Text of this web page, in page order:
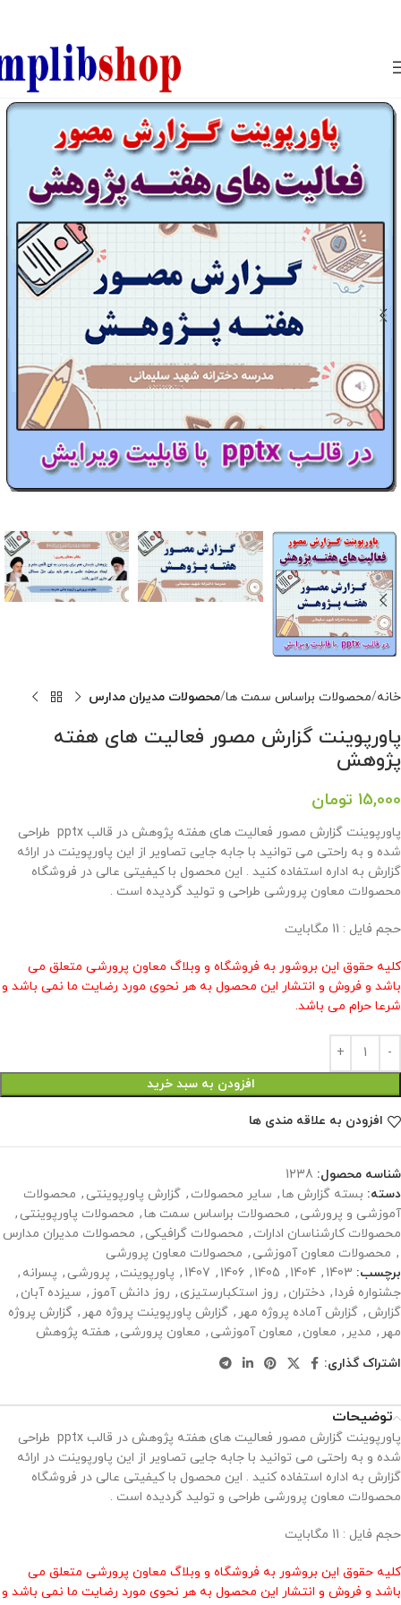
خانه محصولات براساس سمت ها محصولات مدیران مدارس
پاورپوینت گزارش مصور فعالیت های هفته
پژوهش
15,000 تومان
پاورپوینت گزارش مصور فعالیت های هفته پژوهش در قالب pptx طراحی
شده و به راحتی می توانید با جابه جایی تصاویر از این پاورپوینت در ارائه
گزارش به اداره استفاده کنید . این محصول با کیفیتی عالی در فروشگاه
محصولات معاون پرورشی طراحی و تولید گردیده است .
حجم فایل : 11 مگابایت
کلیه حقوق این بروشور به فروشگاه و وبلاگ معاون پرورشی متعلق می
باشد و فروش و انتشار این محصول به هر نحوی مورد رضایت ما نمی باشد و
شرعا حرام می باشد.
افزودن به سبد خرید
افزودن به علاقه مندی ها
شناسه محصول: 1238
دسته: بسته گزارش ها, سایر محصولات , گزارش پاورپوینتی , محصولات
آموزشی و پرورشی , محصولات براساس سمت ها, محصولات پاورپوینتی ,
محصولات کارشناسان ادارات , محصولات گرافیکی , محصولات مدیران مدارس
, محصولات معاون آموزشی , محصولات معاون پرورشی
برچسب: 1403
,
1404
,
1405
,
1406
,
1407
, پاورپوینت , پرورشی , پسرانه ,
جشنواره فردا, دختران , روز استکبارستیزی , روز دانش آموز , سیزده آبان ,
گزارش , گزارش آماده پروژه مهر , گزارش پاورپوینت پروژه مهر , گزارش پروژه
مهر , مدیر , معاون , معاون آموزشی , معاون پرورشی , هفته پژوهش
اشتراک گذاری:
توضیحات
پاورپوینت گزارش مصور فعالیت های هفته پژوهش در قالب pptx طراحی
شده و به راحتی می توانید با جابه جایی تصاویر از این پاورپوینت در ارائه
گزارش به اداره استفاده کنید . این محصول با کیفیتی عالی در فروشگاه
محصولات معاون پرورشی طراحی و تولید گردیده است .
حجم فایل : 11 مگابایت
کلیه حقوق این بروشور به فروشگاه و وبلاگ معاون پرورشی متعلق می
باشد و فروش و انتشار این محصول به هر نحوی مورد رضایت ما نمی باشد و